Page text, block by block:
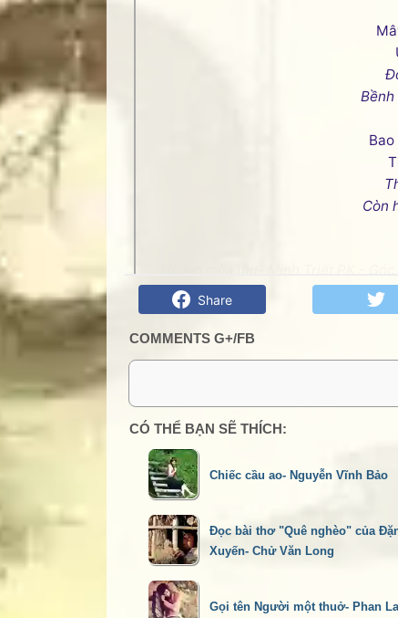
Còn
Share
COMMENTS G+/FB
0 Comment:
CÓ THỂ BẠN SẼ THÍCH:
Chiếc cầu ao- Nguyễn Vĩnh Bảo
Đọc bài thơ "Quê nghèo" của
Xuyến- Chử Văn Long
Gọi tên Người một thuở- Phan